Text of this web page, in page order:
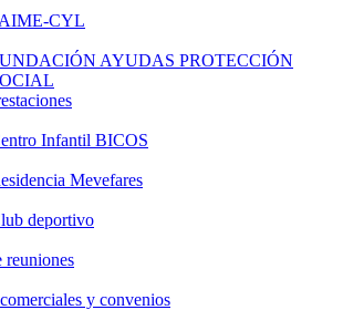
CYL
AYUDAS PROTECCIÓN
Infantil BICOS
Mevefares
deportivo
reuniones
y convenios